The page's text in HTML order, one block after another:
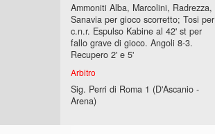
Ammoniti Alba, Marcolini, Radrezza,
Sanavia per gioco scorretto; Tosi per
c.n.r. Espulso Kabine al 42' st per
fallo grave di gioco. Angoli 8-3.
Recupero 2' e 5'
Arbitro
Sig. Perri di Roma 1 (D'Ascanio -
Arena)